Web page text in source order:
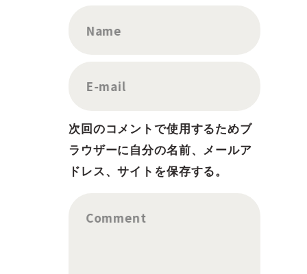
Name
E-mail
次回のコメントで使用するためブ
ラウザーに自分の名前、メールア
ドレス、サイトを保存する。
Comment